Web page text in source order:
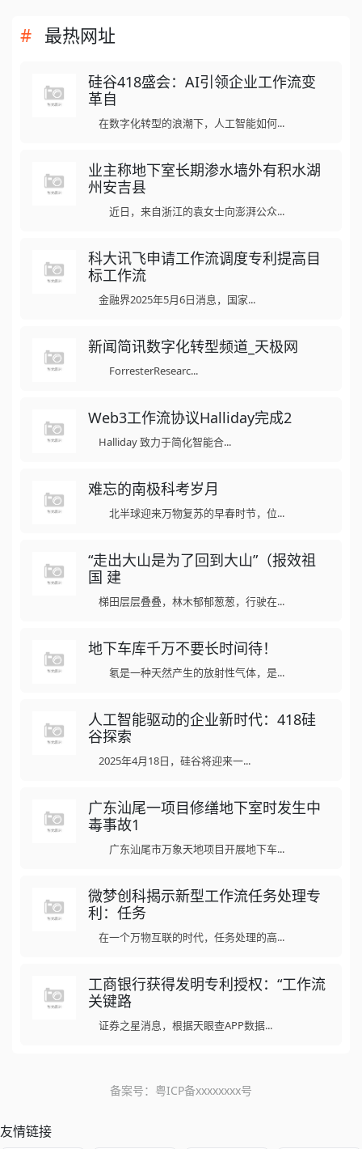
最热网址
硅谷418盛会：AI引领企业工作流变
革自
在数字化转型的浪潮下，人工智能如何...
业主称地下室长期渗水墙外有积水湖
州安吉县
近日，来自浙江的袁女士向澎湃公众...
科大讯飞申请工作流调度专利提高目
标工作流
金融界2025年5月6日消息，国家...
新闻简讯数字化转型频道_天极网
ForresterResearc...
Web3工作流协议Halliday完成2
Halliday 致力于简化智能合...
难忘的南极科考岁月
北半球迎来万物复苏的早春时节，位...
“走出大山是为了回到大山”（报效祖
国 建
梯田层层叠叠，林木郁郁葱葱，行驶在...
地下车库千万不要长时间待！
氡是一种天然产生的放射性气体，是...
人工智能驱动的企业新时代：418硅
谷探索
2025年4月18日，硅谷将迎来一...
广东汕尾一项目修缮地下室时发生中
毒事故1
广东汕尾市万象天地项目开展地下车...
微梦创科揭示新型工作流任务处理专
利：任务
在一个万物互联的时代，任务处理的高...
工商银行获得发明专利授权：“工作流
关键路
证券之星消息，根据天眼查APP数据...
备案号： 粤ICP备xxxxxxxx号
友情链接